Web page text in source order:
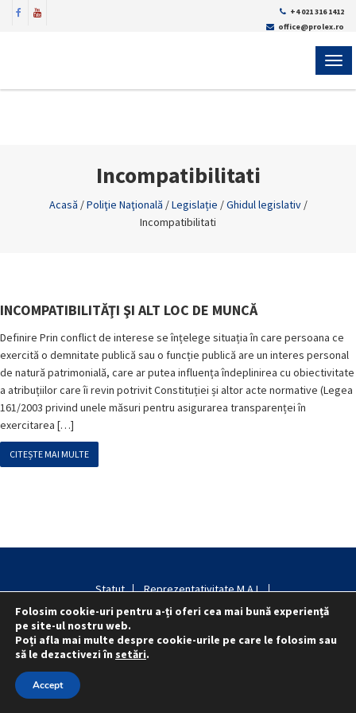
+4 021 316 1412
office@prolex.ro
Incompatibilitati
Acasă /Poliţie Naţională /Legislație /Ghidul legislativ/
Incompatibilitati
INCOMPATIBILITĂŢI ŞI ALT LOC DE MUNCĂ
Definire Prin conflict de interese se înțelege situația în care persoana ce
exercită o demnitate publică sau o funcție publică are un interes personal
de natură patrimonială, care ar putea influența îndeplinirea cu obiectivitate
a atribuțiilor care îi revin potrivit Constituției și altor acte normative (Legea
161/2003 privind unele măsuri pentru asigurarea transparenței în
exercitarea […]
CITEȘTE MAI MULTE
Statut
Reprezentativitate M.A.I.
Reprezentativitate I.G.P.R. și I.P.J.-uri
Politica folosirii cookie-urilor
Folosim cookie-uri pentru a-ți oferi cea mai bună experiență
pe site-ul nostru web.
Poți afla mai multe despre cookie-urile pe care le folosim sau
să le dezactivezi în setări.
Accept